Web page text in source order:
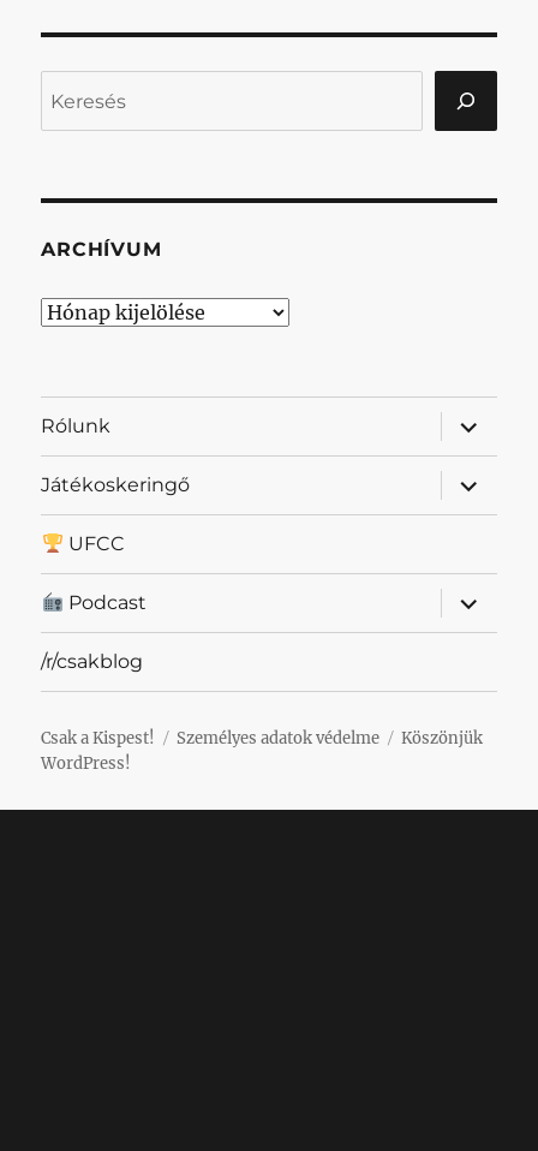
ARCHÍVUM
Archívum
Rólunk
almenü
Játékoskeringő
almenü
UFCC
Podcast
almenü
/r/csakblog
Csak a Kispest! Személyes adatok védelme
Köszönjük
WordPress!